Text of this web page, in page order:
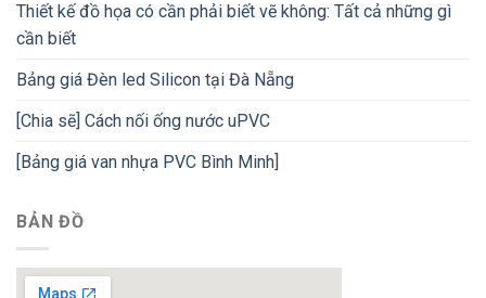
Thiết kế đồ họa có cần phải biết vẽ không: Tất cả những gì
cần biết
Bảng giá Đèn led Silicon tại Đà Nẵng
[Chia sẽ] Cách nối ống nước uPVC
[Bảng giá van nhựa PVC Bình Minh]
BẢN ĐỒ